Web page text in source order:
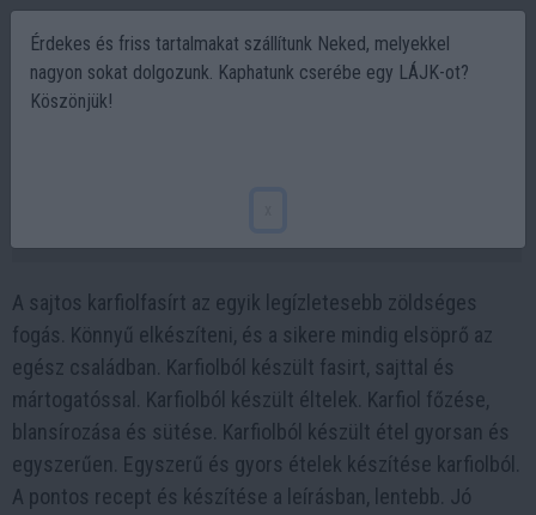
A sajtos karfiolfasírt az egyik legízletesebb zöldséges
fogás. Könnyű elkészíteni, és a sikere mindig elsöprő az
egész családban. Karfiolból készült fasirt, sajttal és
mártogatóssal. Karfiolból készült éltelek. Karfiol főzése,
blansírozása és sütése. Karfiolból készült étel gyorsan és
egyszerűen. Egyszerű és gyors ételek készítése karfiolból.
A pontos recept és készítése a leírásban, lentebb. Jó
Érdekes és friss tartalmakat szállítunk Neked, melyekkel
nagyon sokat dolgozunk. Kaphatunk cserébe egy LÁJK-ot?
Köszönjük!